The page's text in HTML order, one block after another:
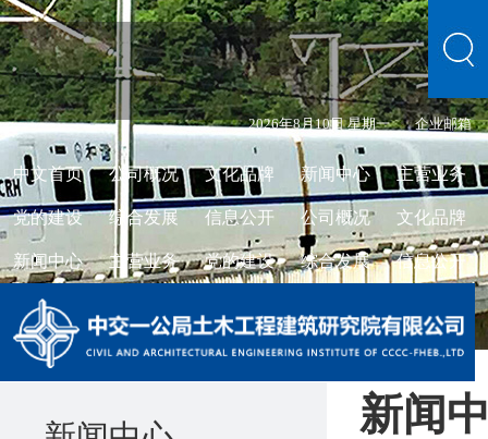
2026年8月10日 星期一 企业邮箱
中文首页 公司概况 文化品牌 新闻中心 主营业务
党的建设 综合发展 信息公开 公司概况 文化品牌
新闻中心 主营业务 党的建设 综合发展 信息公开
新闻